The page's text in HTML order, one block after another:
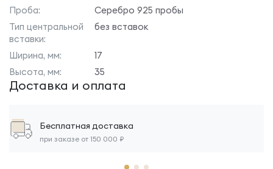
Проба:
Серебро 925 пробы
Тип центральной
вставки:
без вставок
Ширина, мм:
17
Высота, мм:
35
Доставка и оплата
Бесплатная доставка
при заказе от 150 000 ₽